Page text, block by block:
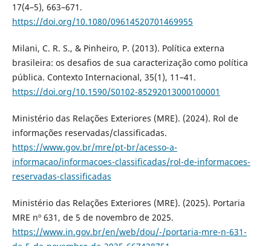
17(4–5), 663–671.
https://doi.org/10.1080/09614520701469955
Milani, C. R. S., & Pinheiro, P. (2013). Política externa
brasileira: os desafios de sua caracterização como política
pública. Contexto Internacional, 35(1), 11–41.
https://doi.org/10.1590/S0102-85292013000100001
Ministério das Relações Exteriores (MRE). (2024). Rol de
informações reservadas/classificadas.
https://www.gov.br/mre/pt-br/acesso-a-
informacao/informacoes-classificadas/rol-de-informacoes-
reservadas-classificadas
Ministério das Relações Exteriores (MRE). (2025). Portaria
MRE nº 631, de 5 de novembro de 2025.
https://www.in.gov.br/en/web/dou/-/portaria-mre-n-631-